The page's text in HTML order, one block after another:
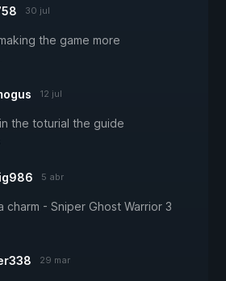
30 jul
the game more
12 jul
the toturial the guide
5 abr
charm - Sniper Ghost Warrior 3
29 mar